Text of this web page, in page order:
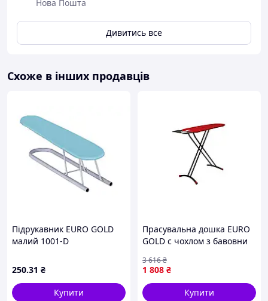
Нова Пошта
Дивитись все
Схоже в інших продавців
Підрукавник EURO GOLD
малий 1001-D
250.31 ₴
Купити
Прасувальна дошка EURO
GOLD с чохлом з бавовни
робочою поверхнею
110х30 см
1 808 ₴
3 616₴
Купити